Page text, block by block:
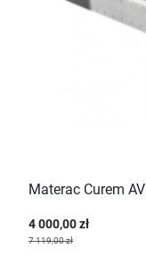
Materac Curem AVI
4 000,00 zł
7 119,00 zł